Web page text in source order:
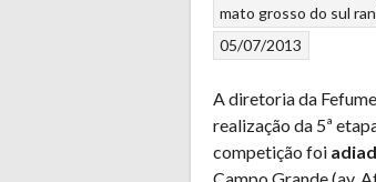
mato grosso do sul
05/07/2013
A diretoria da
realização da 5ª
competição foi